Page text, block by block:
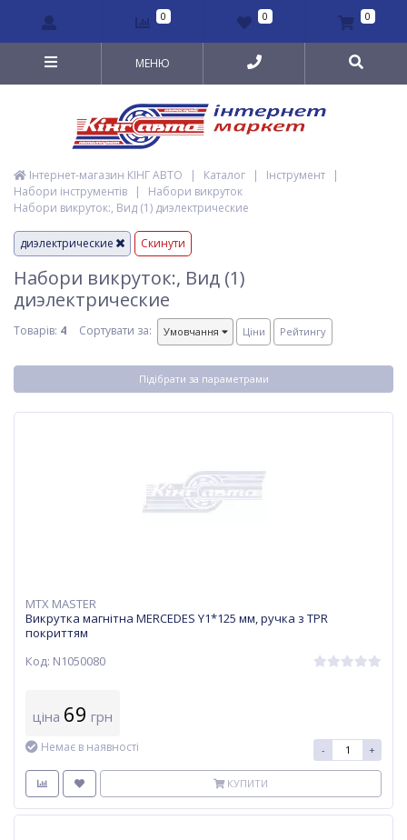
0 0 0
МЕНЮ
Інтернет-магазин КІНГ АВТО | Каталог | Інструмент
|
Набори інструментів
|
Набори викруток
Набори викруток:, Вид (1) диэлектрические
диэлектрические Скинути
Набори викруток:, Вид (1)
диэлектрические
Товарів: 4 Сортувати за: Умовчання Ціни Рейтингу
Підібрати за параметрами
MTX MASTER
Викрутка магнітна MERCEDES Y1*125 мм, ручка з TPR
покриттям
Код: N1050080
ціна 69 грн
Немає в наявності - +
КУПИТИ